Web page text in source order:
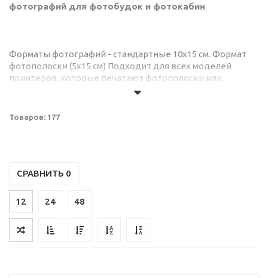
фотографий для фотобудок и фотокабин
Форматы фотографий - стандартные 10х15 см. Формат
фотополоски (5х15 см) Подходит для всех моделей
принтеров, которые печатают фотополоски или
разрезают стандартные фото на полоски при печати.
Смотрите, выбирайте, скачивайте, делайте заказ!
- скрипт, чтобы автоматически создать демо-превью с
также партнёры компании по производству и
продаже фотобудок и фотокабин PAPARAZZI.BY
могут рассчитывать на скидку до 90% на любой
Товаров: 177
СРАВНИТЬ 0
12 24 48